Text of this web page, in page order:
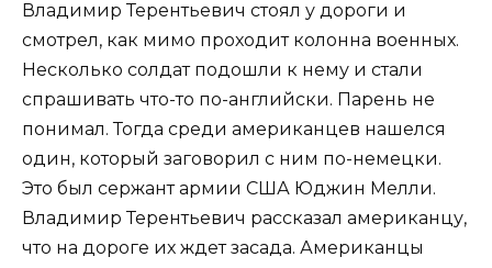
Владимир Терентьевич стоял у дороги и
смотрел, как мимо проходит колонна военных.
Несколько солдат подошли к нему и стали
спрашивать что-то по-английски. Парень не
понимал. Тогда среди американцев нашелся
один, который заговорил с ним по-немецки.
Это был сержант армии США Юджин Мелли.
Владимир Терентьевич рассказал американцу,
что на дороге их ждет засада. Американцы